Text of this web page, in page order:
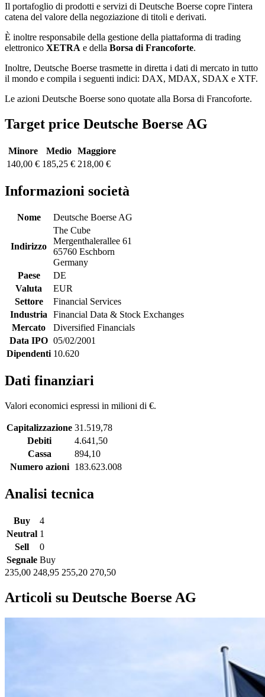
Il portafoglio di prodotti e servizi di Deutsche Boerse copre l'intera
catena del valore della negoziazione di titoli e derivati.
È inoltre responsabile della gestione della piattaforma di trading
elettronico XETRA e della Borsa di Francoforte.
Inoltre, Deutsche Boerse trasmette in diretta i dati di mercato in tutto
il mondo e compila i seguenti indici: DAX, MDAX, SDAX e XTF.
Le azioni Deutsche Boerse sono quotate alla Borsa di Francoforte.
Target price Deutsche Boerse AG
Minore Medio
Maggiore
140,00 € 185,25 € 218,00 €
Informazioni società
Nome Deutsche Boerse AG
Indirizzo
The Cube
Mergenthalerallee 61
65760 Eschborn
Germany
Paese
DE
Valuta
EUR
Settore
Financial Services
Industria Financial Data & Stock Exchanges
Mercato
Diversified Financials
Data IPO 05/02/2001
Dipendenti 10.620
Dati finanziari
Valori economici espressi in milioni di €.
Capitalizzazione 31.519,78
Debiti
4.641,50
Cassa
894,10
Numero azioni
183.623.008
Analisi tecnica
Buy
4
Neutral 1
Sell
0
Segnale Buy
235,00 248,95 255,20 270,50
Articoli su Deutsche Boerse AG